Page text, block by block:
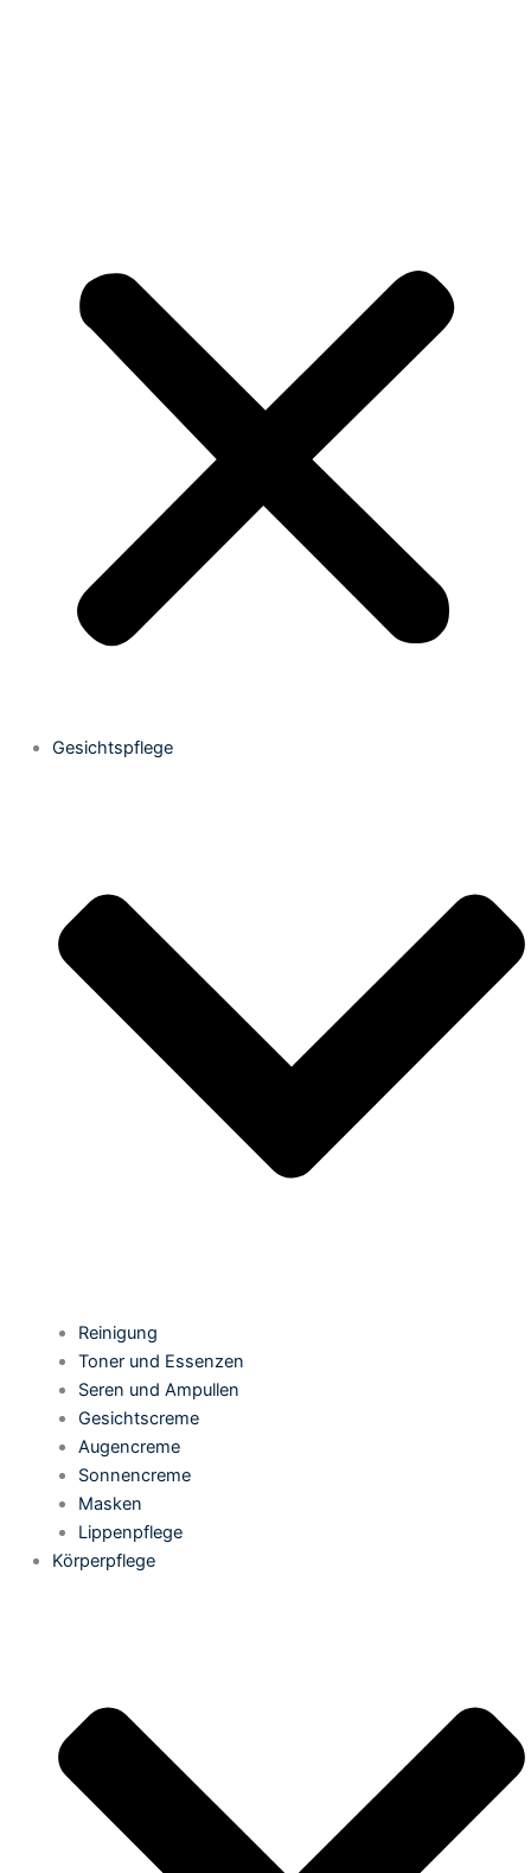
Gesichtspflege
Reinigung
Toner und Essenzen
Seren und Ampullen
Gesichtscreme
Augencreme
Sonnencreme
Masken
Lippenpflege
Körperpflege